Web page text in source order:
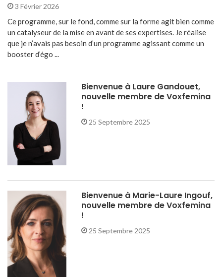
3 Février 2026
Ce programme, sur le fond, comme sur la forme agit bien comme
un catalyseur de la mise en avant de ses expertises. Je réalise
que je n’avais pas besoin d’un programme agissant comme un
booster d’égo ...
Bienvenue à Laure Gandouet,
nouvelle membre de Voxfemina
!
25 Septembre 2025
Bienvenue à Marie-Laure Ingouf,
nouvelle membre de Voxfemina
!
25 Septembre 2025